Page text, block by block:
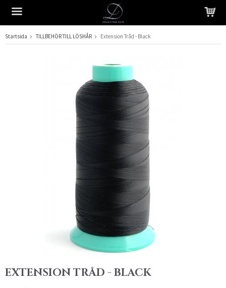
Produkten har blivit tillagd i varukorgen
Startsida TILLBEHÖR TILL LÖSHÅR Extension Tråd - Black
EXTENSION TRÅD - BLACK